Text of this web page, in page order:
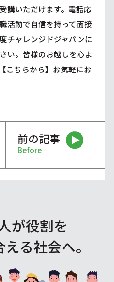
講いただけます。電話応
活動で自信を持って面接
チャレンジドジャパンに
い。皆様のお越しを心よ
【こちらから】 お気軽にお
前の記事
Before
が役割を
る社会へ。